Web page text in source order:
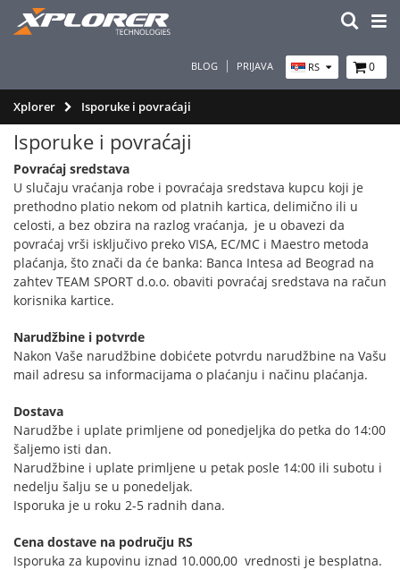
BLOG PRIJAVA RS 0
Xplorer Isporuke i povraćaji
Isporuke i povraćaji
Povraćaj sredstava
U slučaju vraćanja robe i povraćaja sredstava kupcu koji je
prethodno platio nekom od platnih kartica, delimično ili u
celosti, a bez obzira na razlog vraćanja, je u obavezi da
povraćaj vrši isključivo preko VISA, EC/MC i Maestro metoda
plaćanja, što znači da će banka: Banca Intesa ad Beograd na
zahtev TEAM SPORT d.o.o. obaviti povraćaj sredstava na račun
korisnika kartice.
Narudžbine i potvrde
Nakon Vaše narudžbine dobićete potvrdu narudžbine na Vašu
mail adresu sa informacijama o plaćanju i načinu plaćanja.
Dostava
Narudžbe i uplate primljene od ponedjeljka do petka do 14:00
šaljemo isti dan.
Narudžbine i uplate primljene u petak posle 14:00 ili subotu i
nedelju šalju se u ponedeljak.
Isporuka je u roku 2-5 radnih dana.
Cena dostave na području RS
Isporuka za kupovinu iznad 10.000,00 vrednosti je besplatna.